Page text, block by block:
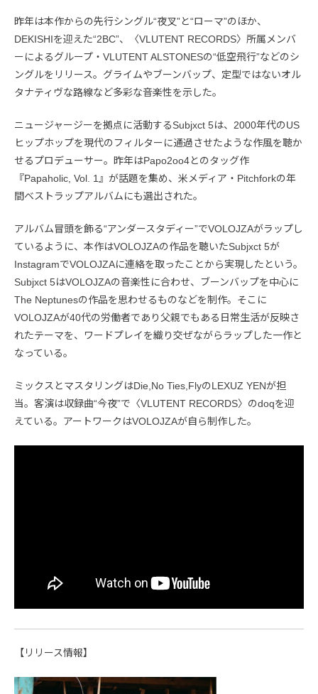
昨年は本作からの先行シングル“夜叉”と“ローマ”のほか、
DEKISHIを迎えた“2BC”、〈VLUTENT RECORDS〉所属メンバ
ーによるグループ・VLUTENT ALSTONESの“低空飛行”などのシ
ングルをリリース。グライムやブーンバップ、定型ではないオル
タナティヴな路線など多彩な音楽性を示した。
ニュージャージーを拠点に活動するSubjxct 5は、2000年代のUS
ヒップホップを現代のフィルターに通過させたような作風を聴か
せるプロデューサー。昨年はPapo2oo4とのタッグ作
『Papaholic, Vol. 1』が話題を集め、米メディア・Pitchforkの年
間ベストラップアルバムにも選出された。
アルバム冒頭を飾る“アンダースタディー”でVOLOJZAがラップし
ているように、本作はVOLOJZAの作品を聴いたSubjxct 5が
InstagramでVOLOJZAに連絡を取ったことから実現したという。
Subjxct 5はVOLOJZAの音楽性に合わせ、ブーンバップを中心に
The Neptunesの作品を思わせるものなどを制作。そこに
VOLOJZAが40代の労働者であり父親でもある日常生活が反映さ
れたテーマを、ワードプレイを織り交ぜながらラップした一作と
なっている。
ミックスとマスタリングはDie,No Ties,FlyのLEXUZ YENが担
当。客演は収録曲“今夜”で〈VLUTENT RECORDS〉のdoqを迎
えている。アートワークはVOLOJZAが自ら制作した。
【リリース情報】